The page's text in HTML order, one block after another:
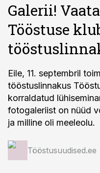
Galerii!
Tööstuse
Eile, 11. septembril
tööstuslinnakus
korraldatud
fotogaleriist on nüüd
ja milline oli meeleolu.
Tööstusuudised.ee